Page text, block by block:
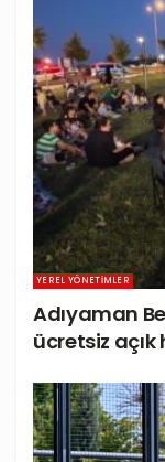
YEREL YÖNETIMLER
Adıyaman
ücretsiz